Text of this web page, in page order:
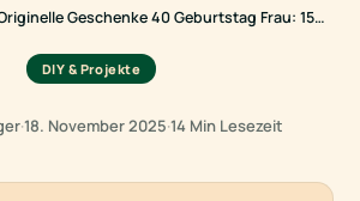
Geschenke 40 Geburtstag Frau: 15…
DIY & Projekte
·18. November 2025·14 Min Lesezeit